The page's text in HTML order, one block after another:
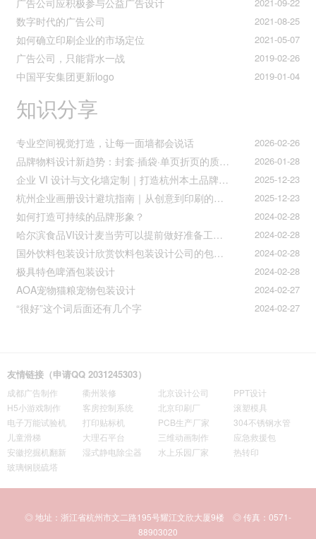
2021-08-25
数字时代的广告公司
2021-05-07
如何确立印刷企业的市场定位
2019-02-26
广告公司，只能背水一战
2019-01-04
中国平安集团更新logo
知识分享
2026-02-26
专业空间视觉打造，让每一面墙都会说话
2026-01-28
品牌物料设计新趋势：封套·插袋·单页折页的质感升级之道
2025-12-23
企业 VI 设计与文化墙定制｜打造杭州本土品牌专属视觉符号
2025-12-23
杭州企业画册设计避坑指南｜从创意到印刷的全流程把控
2024-02-28
如何打造可持续的品牌形象？
2024-02-28
哈尔滨食品VI设计麦当劳可以提前做好准备工作促进挪动购买
2024-02-28
国外饮料包装设计欣赏饮料包装设计公司的包装设计
2024-02-28
极具特色啤酒包装设计
2024-02-27
AOA宠物猫粮宠物包装设计
2024-02-27
“很好”这个词后面还有几个字
友情链接（申请QQ 2031245303）
成都广告制作 衢州装修 北京设计公司
PPT设计
H5小游戏制作
客房控制系统 北京印刷厂
滚塑模具
电子万能试验机
打印贴标机 PCB生产厂家
304不锈钢水管
儿童滑梯
大理石平台 三维动画制作
应急救援包
安徽挖掘机翻新
湿式静电除尘器 水上乐园厂家
热转印
玻璃钢脱硫塔
◎ 地址：浙江省杭州市文二路195号耀江文欣大厦9楼 ◎ 传真：0571-
88903020